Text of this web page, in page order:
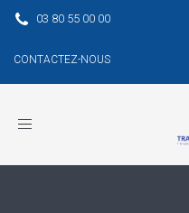
03 80 55 00 00
CONTACTEZ-NOUS
Toggle